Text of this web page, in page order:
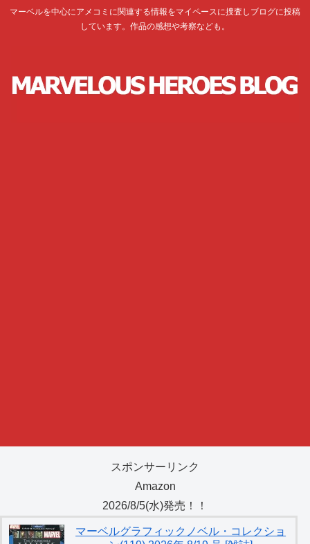
マーベルを中心にアメコミに関連する情報をマイペースに捜査しブログに投稿
しています。作品の感想や考察なども。
スポンサーリンク
Amazon
2026/8/5(水)発売！！
マーベルグラフィックノベル・コレクショ